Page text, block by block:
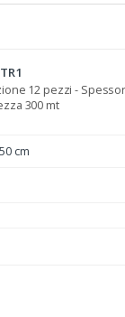
12 pezzi -
300 mt
50 cm